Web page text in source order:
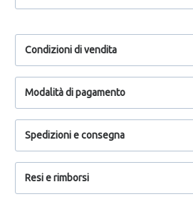
Condizioni di vendita
Modalità di pagamento
Spedizioni e consegna
Resi e rimborsi